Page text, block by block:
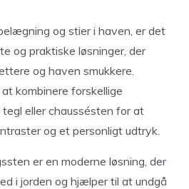
og stier i haven, er det
og praktiske løsninger, der
og haven smukkere.
kombinere forskellige
eller chaussésten for at
og et personligt udtryk.
er en moderne løsning, der
i jorden og hjælper til at undgå